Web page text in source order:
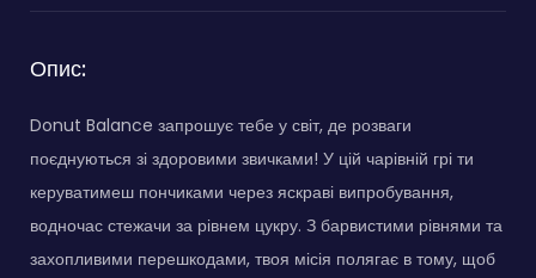
Опис:
Donut Balance запрошує тебе у світ, де розваги
поєднуються зі здоровими звичками! У цій чарівній грі ти
керуватимеш пончиками через яскраві випробування,
водночас стежачи за рівнем цукру. З барвистими рівнями та
захопливими перешкодами, твоя місія полягає в тому, щоб